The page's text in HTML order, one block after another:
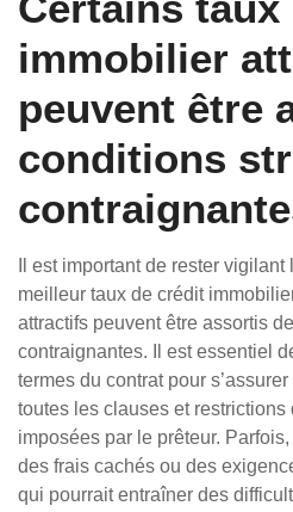
immobilier
peuvent être
conditions
Il est important de rester
meilleur taux de crédit
attractifs peuvent être assortis
contraignantes. Il est essentiel
termes du contrat pour
toutes les clauses et restrictions
imposées par le prêteur.
des frais cachés ou des
qui pourrait entraîner des